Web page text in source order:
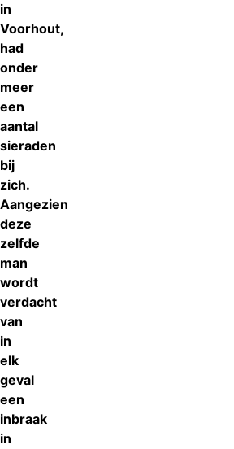
in
Voorhout,
had
onder
meer
een
aantal
sieraden
bij
zich.
Aangezien
deze
zelfde
man
wordt
verdacht
van
in
elk
geval
een
inbraak
in